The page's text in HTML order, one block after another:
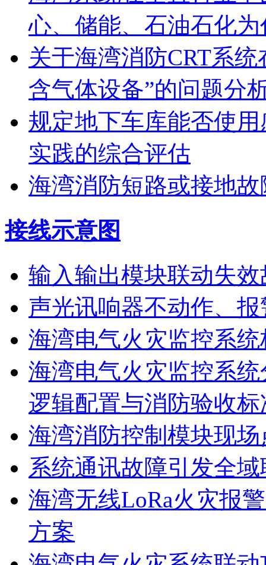
心、储能、石油石化
关于海湾消防CRT系
含气体设备”的问题分
规定地下车库能否使
实践的综合评估
海湾消防短路或接地
接线示意图
输入输出模块联动失效
声光讯响器不动作、
海湾电气火灾监控系
海湾电气火灾监控系
逻辑配置与消防验收标
海湾消防控制模块现
系统通讯故障引发全
海湾无线LoRa火灾报
方案